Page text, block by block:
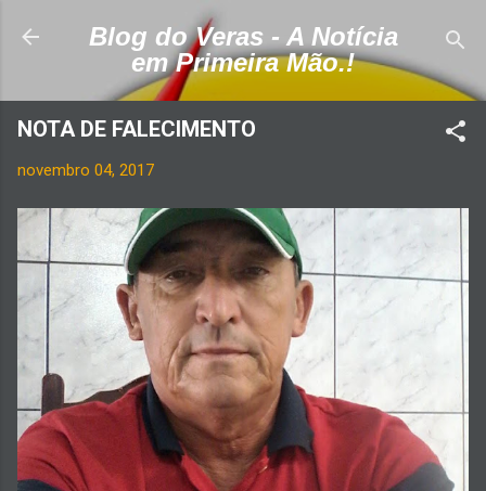
Pular para o conteúdo principal
Blog do Veras - A Notícia
em Primeira Mão.!
NOTA DE FALECIMENTO
novembro 04, 2017